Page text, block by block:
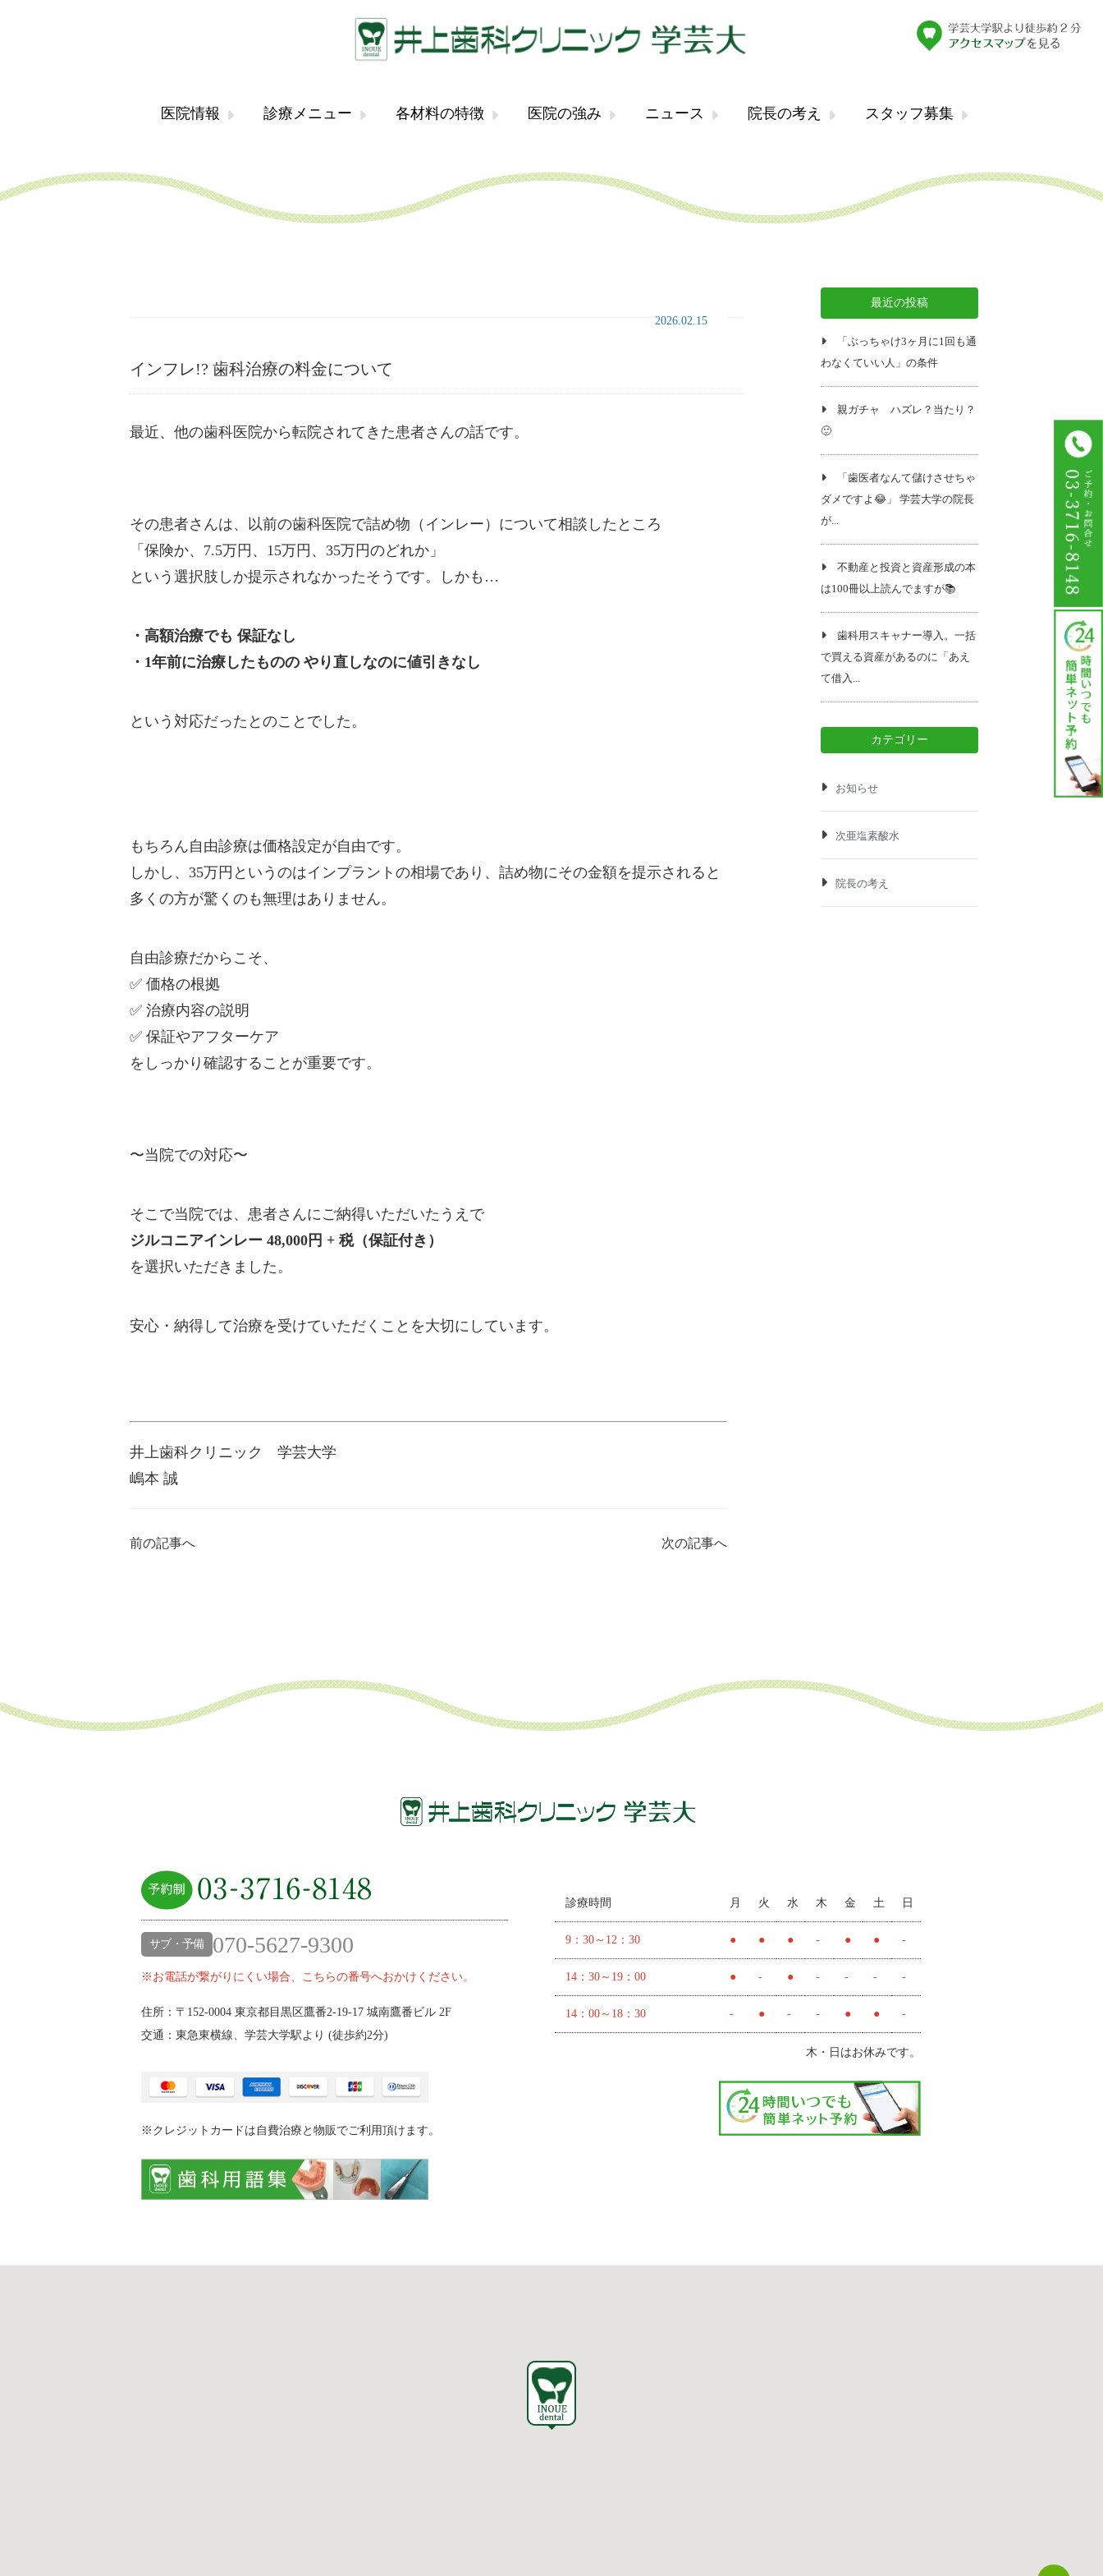
医院情報 診療メニュー 各材料の特徴 医院の強み ニュース 院長の考え スタッフ募集
2026.02.15
インフレ!? 歯科治療の料金について
最近、他の歯科医院から転院されてきた患者さんの話です。
その患者さんは、以前の歯科医院で詰め物（インレー）について相談したところ
「保険か、7.5万円、15万円、35万円のどれか」
という選択肢しか提示されなかったそうです。しかも…
・高額治療でも 保証なし
・1年前に治療したものの やり直しなのに値引きなし
という対応だったとのことでした。
もちろん自由診療は価格設定が自由です。
しかし、35万円というのはインプラントの相場であり、詰め物にその金額を提示されると
多くの方が驚くのも無理はありません。
自由診療だからこそ、
✅ 価格の根拠
✅ 治療内容の説明
✅ 保証やアフターケア
をしっかり確認することが重要です。
〜当院での対応〜
そこで当院では、患者さんにご納得いただいたうえで
ジルコニアインレー 48,000円 + 税（保証付き）
を選択いただきました。
安心・納得して治療を受けていただくことを大切にしています。
井上歯科クリニック 学芸大学
嶋本 誠
前の記事へ 次の記事へ
最近の投稿
「ぶっちゃけ3ヶ月に1回も通
わなくていい人」の条件
親ガチャ ハズレ？当たり？
🙂
「歯医者なんて儲けさせちゃ
ダメですよ😂」 学芸大学の院長
が...
不動産と投資と資産形成の本
は100冊以上読んでますが📚️
歯科用スキャナー導入。一括
で買える資産があるのに「あえ
て借入...
カテゴリー
お知らせ
次亜塩素酸水
院長の考え
サブ・予備 070-5627-9300
※お電話が繋がりにくい場合、こちらの番号へおかけください。
住所：〒152-0004 東京都目黒区鷹番2‐19‐17 城南鷹番ビル 2F
交通：東急東横線、学芸大学駅より (徒歩約2分)
※クレジットカードは自費治療と物販でご利用頂けます。
診療時間 月 火 水 木 金 土 日
9：30～12：30 ● ● ● - ● ● -
14：30～19：00 ● - ● - - - -
14：00～18：30 - ● - - ● ● -
木・日はお休みです。